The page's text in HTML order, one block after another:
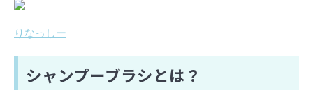
りなっしー
シャンプーブラシとは？